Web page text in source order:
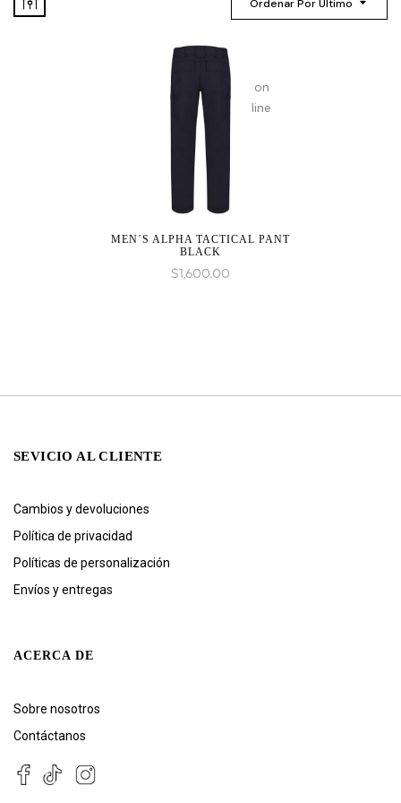
Ordenar Por Último
on
line
MEN´S ALPHA TACTICAL PANT
BLACK
$1,600.00
SEVICIO AL CLIENTE
Cambios y devoluciones
Política de privacidad
Políticas de personalización
Envíos y entregas
ACERCA DE
Sobre nosotros
Contáctanos